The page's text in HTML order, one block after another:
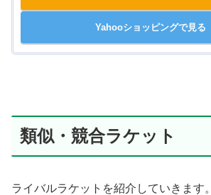
Yahooショッピングで見る
類似・競合ラケット
ライバルラケットを紹介していきます。